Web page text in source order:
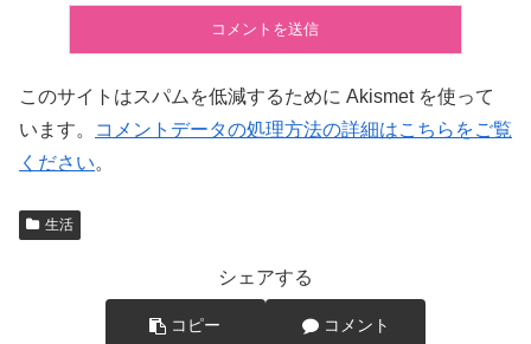
このサイトはスパムを低減するために Akismet を使って
います。
コメントデータの処理方法の詳細はこちらをご覧
ください。
生活
シェアする
コピー コメント